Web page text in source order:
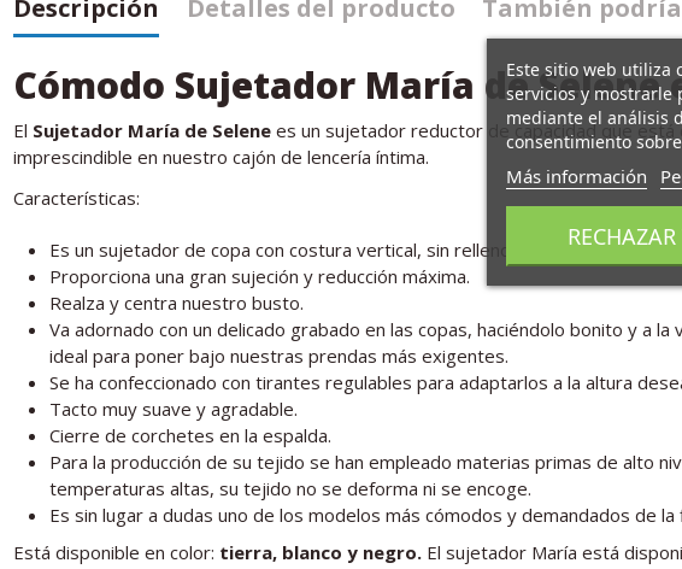
Descripción Detalles del producto También
Cómodo Sujetador María de Selene
El Sujetador María de Selenees un sujetador reductor de capacidad que
imprescindible en nuestro cajón de lencería íntima.
Características:
Es un sujetador de copa con costura vertical, sin relleno y con aros, en copa
Proporciona una gran sujeción y reducción máxima.
Realza y centra nuestro busto.
Va adornado con un delicado grabado en las copas, haciéndolo bonito y a
ideal para poner bajo nuestras prendas más exigentes.
Se ha confeccionado con tirantes regulables para adaptarlos a la altura
Tacto muy suave y agradable.
Cierre de corchetes en la espalda.
Para la producción de su tejido se han empleado materias primas de alto
temperaturas altas, su tejido no se deforma ni se encoge.
Es sin lugar a dudas uno de los modelos más cómodos y demandados de
Está disponible en color: tierra, blanco y negro. El sujetador María está
Este sitio web utiliza
servicios y mostrarle
mediante el análisis
consentimiento
Más información